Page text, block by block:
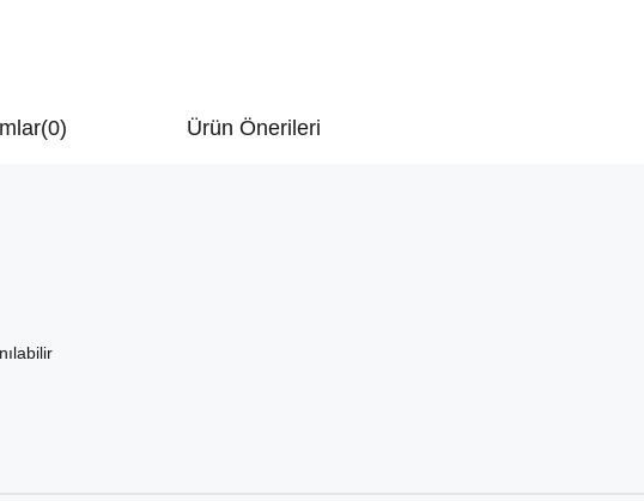
(0) Ürün Önerileri